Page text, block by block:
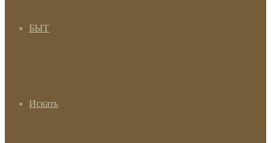
БЫТ
Искать